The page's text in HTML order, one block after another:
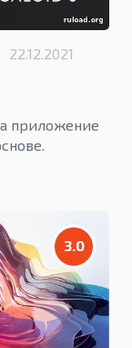
22.12.2021
приложение
3.0